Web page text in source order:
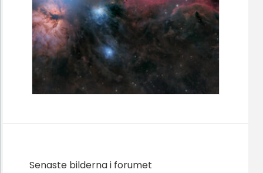
Senaste bilderna i forumet